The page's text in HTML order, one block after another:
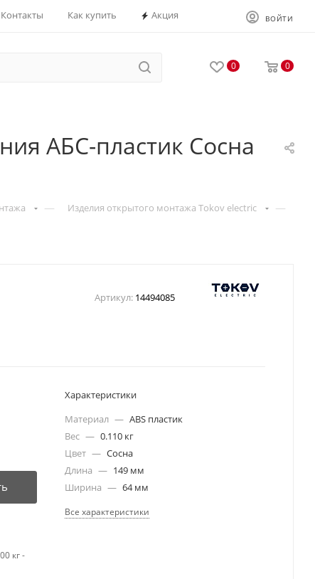
Контакты Как купить Акция ВОЙТИ
0 0
АБС-пластик Сосна
— Изделия открытого монтажа Tokov electric —
Артикул: 14494085
кг -
Характеристики
Материал — ABS пластик
Вес — 0.110 кг
Цвет — Сосна
Длина — 149 мм
Ширина — 64 мм
Все характеристики